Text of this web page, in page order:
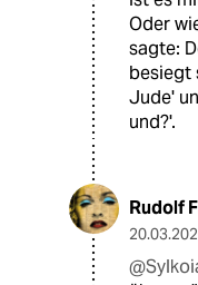
Oder
sagte:
besiegt
Jude'
und?'.
Rudolf